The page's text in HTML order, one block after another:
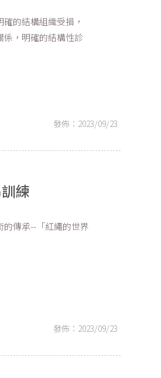
發佈：2023/09/23
的結構組織受損，
係，明確的結構性診
練
發佈：2023/09/23
傳承--「紅繩的世界